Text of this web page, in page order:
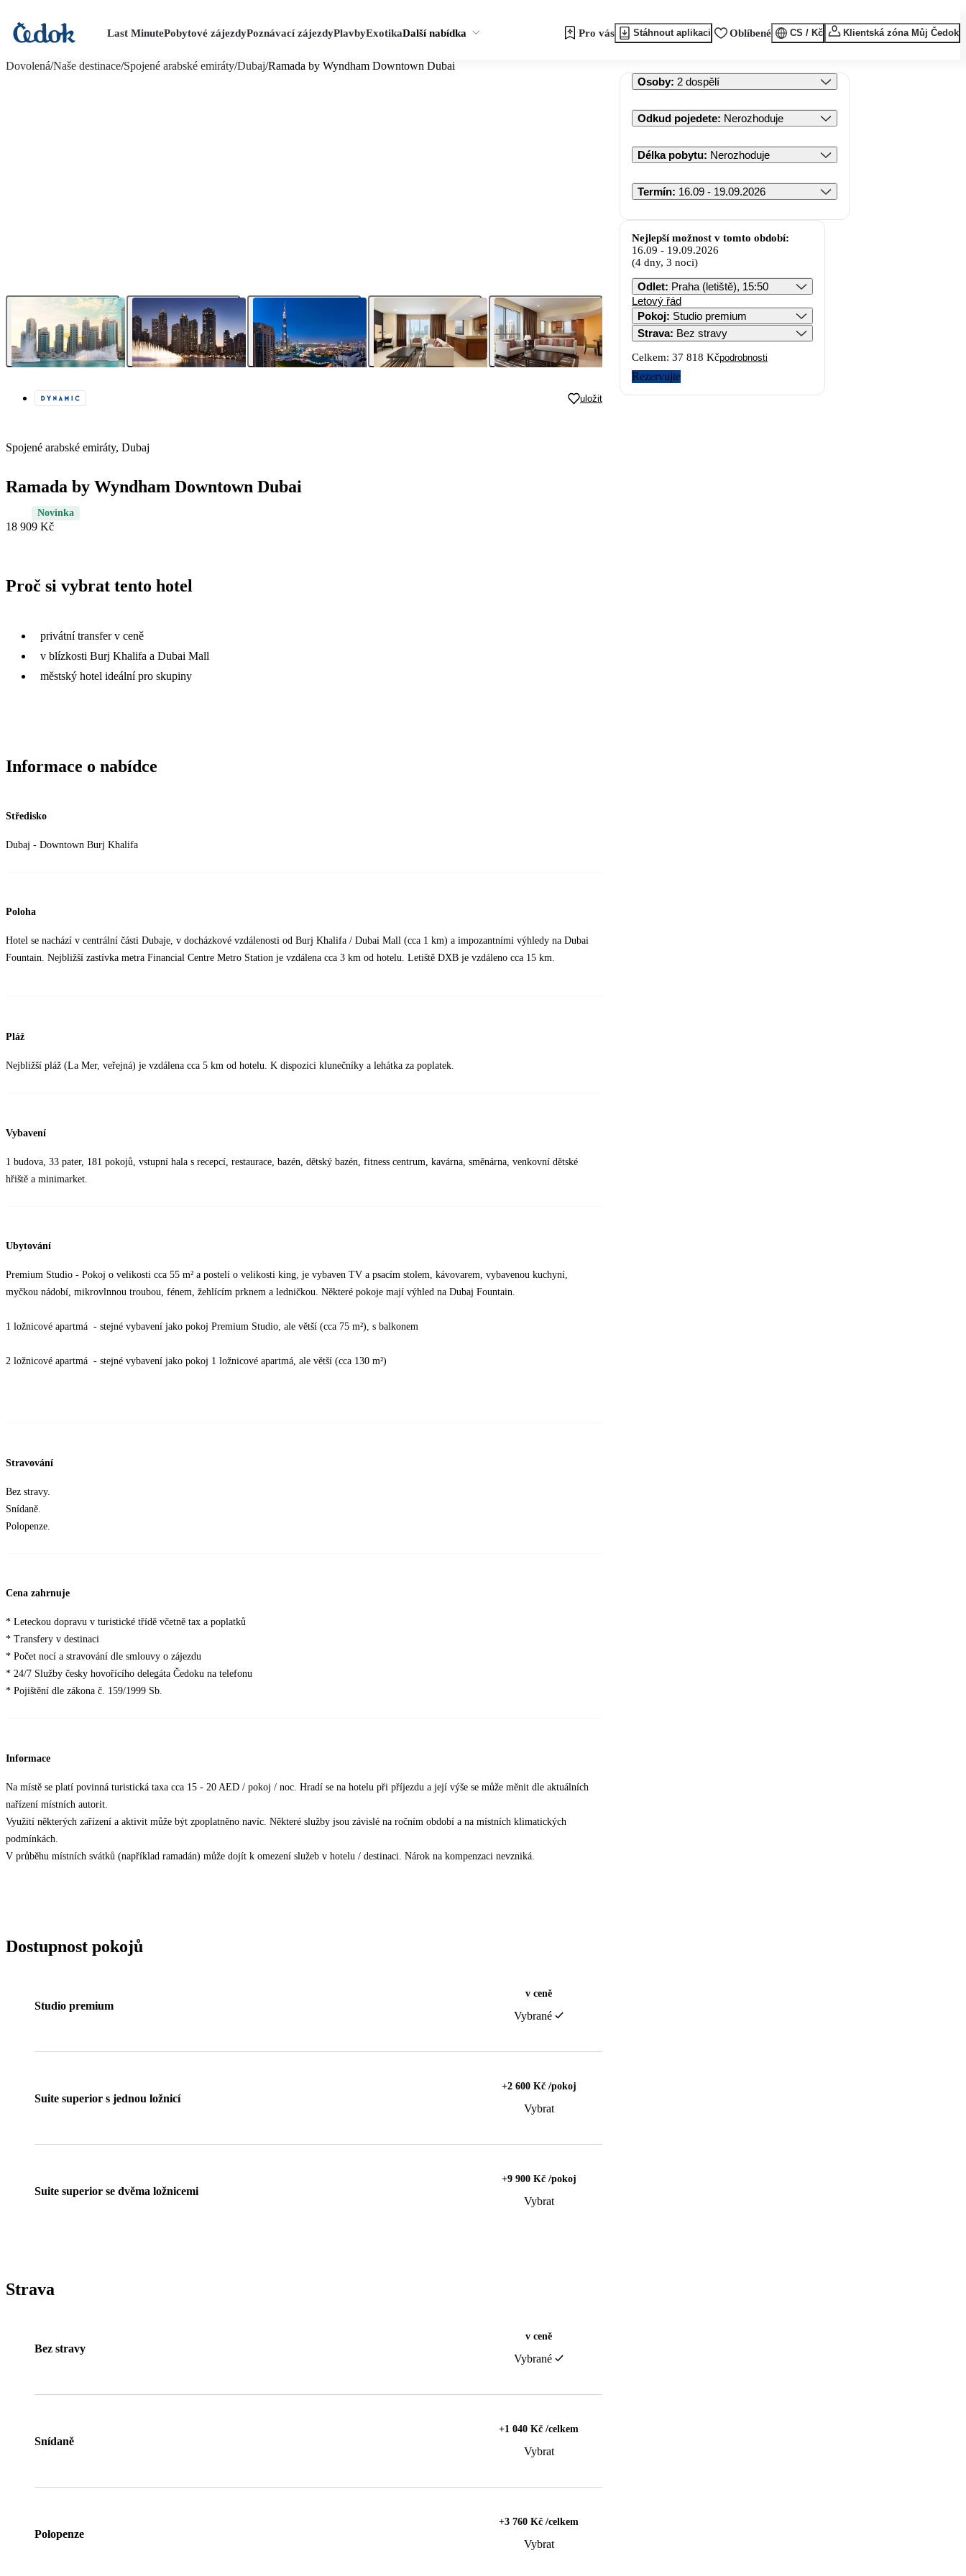
Last MinutePobytové zájezdyPoznávací zájezdyPlavbyExotikaDalší nabídka Pro vás Stáhnout aplikaci Oblíbené CS / Kč Klientská zóna Můj Čedok
Dovolená/Naše destinace/Spojené arabské emiráty/Dubaj/Ramada by Wyndham Downtown Dubai
uložit
Spojené arabské emiráty, Dubaj
Ramada by Wyndham Downtown Dubai
Novinka
18 909 Kč
Proč si vybrat tento hotel
privátní transfer v ceně
v blízkosti Burj Khalifa a Dubai Mall
městský hotel ideální pro skupiny
Informace o nabídce
Středisko
Dubaj - Downtown Burj Khalifa
Poloha
Hotel se nachází v centrální části Dubaje, v docházkové vzdálenosti od Burj Khalifa / Dubai Mall (cca 1 km) a impozantními výhledy na Dubai
Fountain. Nejbližší zastívka metra Financial Centre Metro Station je vzdálena cca 3 km od hotelu. Letiště DXB je vzdáleno cca 15 km.
Pláž
Nejbližší pláž (La Mer, veřejná) je vzdálena cca 5 km od hotelu. K dispozici klunečníky a lehátka za poplatek.
Vybavení
1 budova, 33 pater, 181 pokojů, vstupní hala s recepcí, restaurace, bazén, dětský bazén, fitness centrum, kavárna, směnárna, venkovní dětské
hřiště a minimarket.
Ubytování
Premium Studio - Pokoj o velikosti cca 55 m² a postelí o velikosti king, je vybaven TV a psacím stolem, kávovarem, vybavenou kuchyní,
myčkou nádobí, mikrovlnnou troubou, fénem, žehlícím prknem a ledničkou. Některé pokoje mají výhled na Dubaj Fountain.
1 ložnicové apartmá - stejné vybavení jako pokoj Premium Studio, ale větší (cca 75 m²), s balkonem
2 ložnicové apartmá - stejné vybavení jako pokoj 1 ložnicové apartmá, ale větší (cca 130 m²)
Stravování
Bez stravy.
Snídaně.
Polopenze.
Cena zahrnuje
* Leteckou dopravu v turistické třídě včetně tax a poplatků
* Transfery v destinaci
* Počet nocí a stravování dle smlouvy o zájezdu
* 24/7 Služby česky hovořícího delegáta Čedoku na telefonu
* Pojištění dle zákona č. 159/1999 Sb.
Informace
Na místě se platí povinná turistická taxa cca 15 - 20 AED / pokoj / noc. Hradí se na hotelu při příjezdu a její výše se může měnit dle aktuálních
nařízení místních autorit.
Využití některých zařízení a aktivit může být zpoplatněno navíc. Některé služby jsou závislé na ročním období a na místních klimatických
podmínkách.
V průběhu místních svátků (například ramadán) může dojít k omezení služeb v hotelu / destinaci. Nárok na kompenzaci nevzniká.
Dostupnost pokojů
Studio premium
v ceně
Vybrané
Suite superior s jednou ložnicí
+2 600 Kč /pokoj
Vybrat
Suite superior se dvěma ložnicemi
+9 900 Kč /pokoj
Vybrat
Strava
Bez stravy
v ceně
Vybrané
Snídaně
+1 040 Kč /celkem
Vybrat
Polopenze
+3 760 Kč /celkem
Vybrat
Osoby: 2 dospělí
Odkud pojedete: Nerozhoduje
Délka pobytu: Nerozhoduje
Termín: 16.09 - 19.09.2026
Nejlepší možnost v tomto období:
16.09 - 19.09.2026
(4 dny, 3 noci)
Odlet: Praha (letiště), 15:50
Letový řád
Pokoj: Studio premium
Strava: Bez stravy
Celkem: 37 818 Kčpodrobnosti
Rezervujte